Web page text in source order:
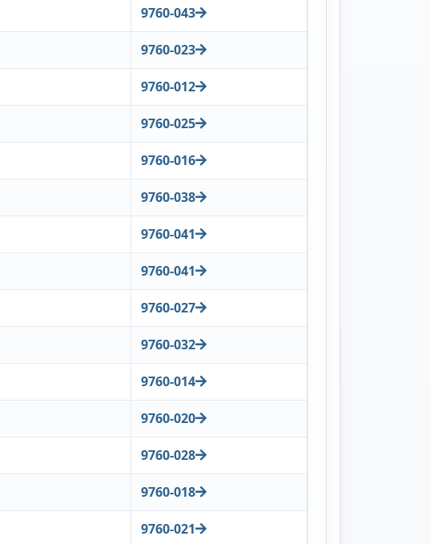
9760-043
9760-023
9760-012
9760-025
9760-016
9760-038
9760-041
9760-041
9760-027
9760-032
9760-014
9760-020
9760-028
9760-018
9760-021